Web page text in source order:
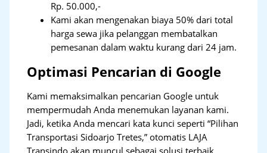
Rp. 50.000,-
Kami akan mengenakan biaya 50% dari total
harga sewa jika pelanggan membatalkan
pemesanan dalam waktu kurang dari 24 jam.
Optimasi Pencarian di Google
Kami memaksimalkan pencarian Google untuk
mempermudah Anda menemukan layanan kami.
Jadi, ketika Anda mencari kata kunci seperti “Pilihan
Transportasi Sidoarjo Tretes,” otomatis LAJA